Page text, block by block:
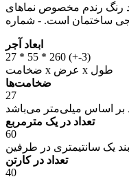
جدید رنگ رندم مخصوص نماهای
ابعاد آجر
27 * 55 * 260 (+-3)
ضخامت x عرض x طول
ضخامت‌ها
27
بر اساس میلی‌متر می‌باشد
تعداد در یک مترمربع
60
یک سانتیمتری در طرفین
تعداد در کارتن
40